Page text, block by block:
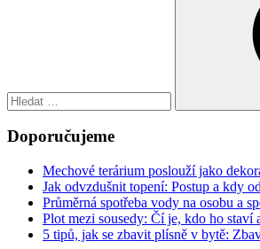
Doporučujeme
Mechové terárium poslouží jako
Jak odvzdušnit topení: Postup a kdy
Průměrná spotřeba vody na osobu a
Plot mezi sousedy: Čí je, kdo ho staví
5 tipů, jak se zbavit plísně v bytě: